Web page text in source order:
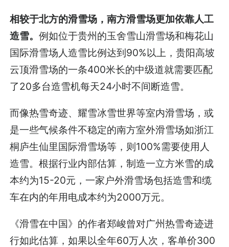
相较于北方的滑雪场，南方滑雪场更加依靠人工
造雪。例如位于贵州的玉舍雪山滑雪场和梅花山
国际滑雪场人造雪比例达到90%以上，贵阳高坡
云顶滑雪场的一条400米长的中级道就需要匹配
了20多台造雪机每天24小时不间断造雪。
而像热雪奇迹、耀雪冰雪世界等室内滑雪场，或
是一些气候条件不稳定的南方室外滑雪场如浙江
桐庐生仙里国际滑雪场等，则100%需要使用人
造雪。根据行业内部估算，制造一立方米雪的成
本约为15-20元，一家户外滑雪场包括造雪和缆
车在内的年用电成本约为2000万元。
《滑雪在中国》的作者郑峻曾对广州热雪奇迹进
行如此估算，如果以全年60万人次，客单价300